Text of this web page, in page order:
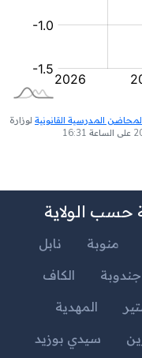
المدرسية القانونية لوزارة
الولاية
منوبة
نابل
جندوبة
الكاف
المهدية
سيدي بوزيد